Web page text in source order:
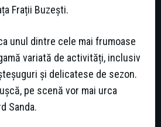
Frații Buzești.
unul dintre cele mai frumoase
variată de activități, inclusiv
și delicatese de sezon.
pe scenă vor mai urca
Sanda.